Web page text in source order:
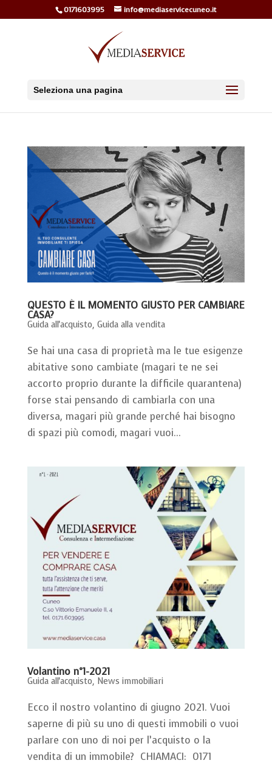
0171603995 info@mediaservicecuneo.it
Seleziona una pagina
QUESTO È IL MOMENTO GIUSTO PER CAMBIARE
CASA?
Guida all'acquisto, Guida alla vendita
Se hai una casa di proprietà ma le tue esigenze
abitative sono cambiate (magari te ne sei
accorto proprio durante la difficile quarantena)
forse stai pensando di cambiarla con una
diversa, magari più grande perché hai bisogno
di spazi più comodi, magari vuoi...
Volantino n°1-2021
Guida all'acquisto, News immobiliari
Ecco il nostro volantino di giugno 2021. Vuoi
saperne di più su uno di questi immobili o vuoi
parlare con uno di noi per l’acquisto o la
vendita di un immobile? CHIAMACI: 0171